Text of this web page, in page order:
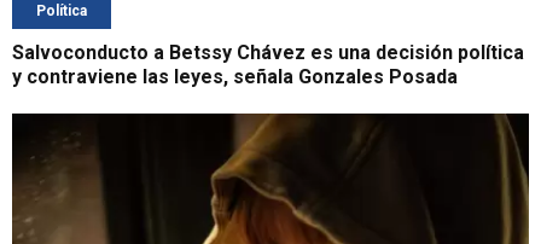
Política
Salvoconducto a Betssy Chávez es una decisión política
y contraviene las leyes, señala Gonzales Posada